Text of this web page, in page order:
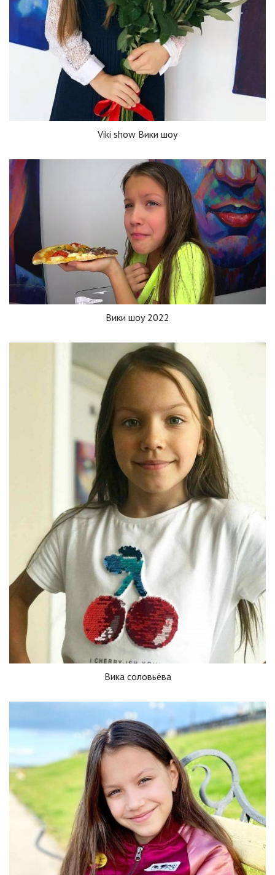
Viki show Вики шоу
Вики шоу 2022
Вика соловьёва